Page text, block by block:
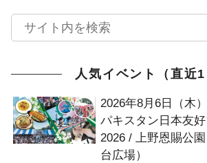
人気イベント（直近1
2026年8月6日（木
パキスタン日本友
2026 / 上野恩賜公
台広場）